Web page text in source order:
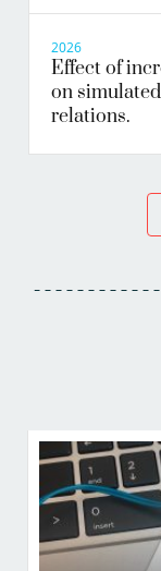
2026
Effect of
on
relations.